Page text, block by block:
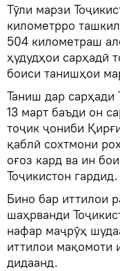
Тӯли марзи
километрро
504 километраш
ҳудудҳои сарҳадӣ
боиси танишҳои
Таниш дар сарҳади
13 март баъди он
тоҷик ҷониби
қаблӣ сохтмони
оғоз кард ва ин
Тоҷикистон гардид.
Бино бар иттилои
шаҳрванди
нафар маҷрӯҳ
иттилои мақомоти
дидаанд.